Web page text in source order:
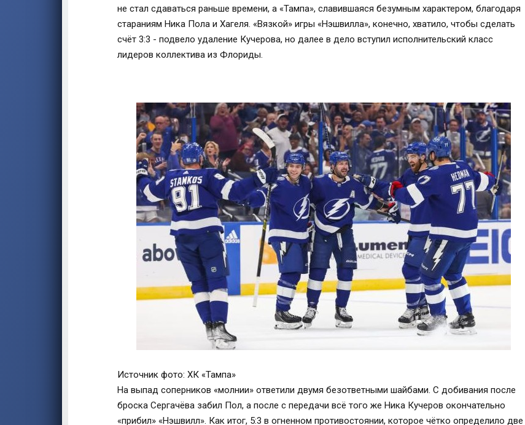
не стал сдаваться раньше времени, а «Тампа», славившаяся безумным характером, благодаря
стараниям Ника Пола и Хагеля. «Вязкой» игры «Нэшвилла», конечно, хватило, чтобы сделать
счёт 3:3 - подвело удаление Кучерова, но далее в дело вступил исполнительский класс
лидеров коллектива из Флориды.
Источник фото: ХК «Тампа»
На выпад соперников «молнии» ответили двумя безответными шайбами. С добивания после
броска Сергачёва забил Пол, а после с передачи всё того же Ника Кучеров окончательно
«прибил» «Нэшвилл». Как итог, 5:3 в огненном противостоянии, которое чётко определило две